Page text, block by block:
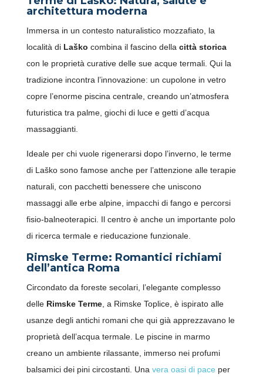
architettura moderna
Immersa in un contesto naturalistico mozzafiato, la
località di Laško combina il fascino della città storica
con le proprietà curative delle sue acque termali. Qui la
tradizione incontra l’innovazione: un cupolone in vetro
copre l’enorme piscina centrale, creando un’atmosfera
futuristica tra palme, giochi di luce e getti d’acqua
massaggianti.
Ideale per chi vuole rigenerarsi dopo l’inverno, le terme
di Laško sono famose anche per l’attenzione alle terapie
naturali, con pacchetti benessere che uniscono
massaggi alle erbe alpine, impacchi di fango e percorsi
fisio-balneoterapici. Il centro è anche un importante polo
di ricerca termale e rieducazione funzionale.
Rimske Terme: Romantici richiami
dell’antica Roma
Circondato da foreste secolari, l’elegante complesso
delle Rimske Terme, a Rimske Toplice, è ispirato alle
usanze degli antichi romani che qui già apprezzavano le
proprietà dell’acqua termale. Le piscine in marmo
creano un ambiente rilassante, immerso nei profumi
balsamici dei pini circostanti. Una vera oasi di pace per